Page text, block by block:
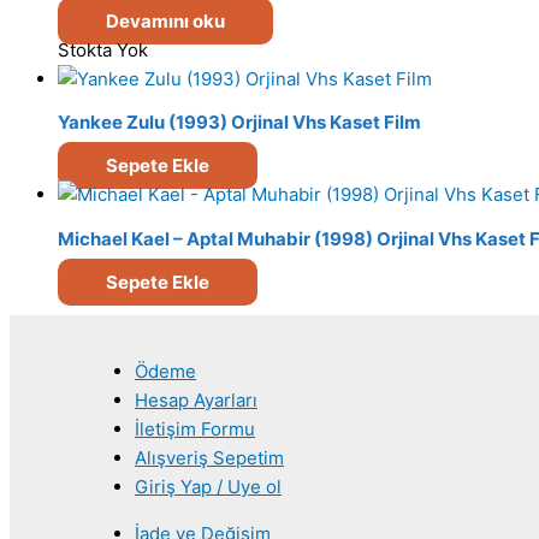
Devamını oku
Stokta Yok
Yankee Zulu (1993) Orjinal Vhs Kaset Film
Sepete Ekle
Michael Kael – Aptal Muhabir (1998) Orjinal Vhs Kaset
Sepete Ekle
Ödeme
Hesap Ayarları
İletişim Formu
Alışveriş Sepetim
Giriş Yap / Uye ol
İade ve Değişim